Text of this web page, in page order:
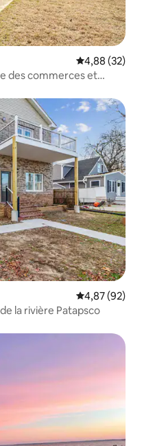
Évaluation
4,88 (32)
des commerces et
Évaluation
4,87 (92)
la rivière Patapsco
appréciés